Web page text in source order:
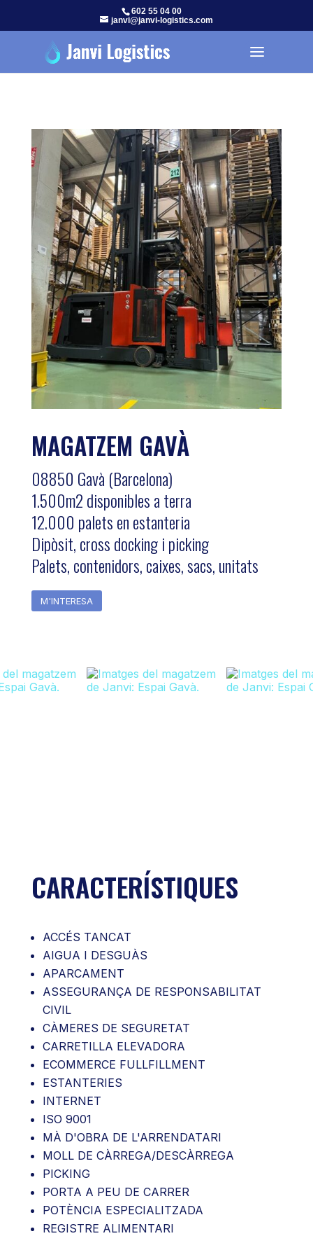
602 55 04 00
janvi@janvi-logistics.com
MAGATZEM GAVÀ
08850 Gavà (Barcelona)
1.500m2 disponibles a terra
12.000 palets en estanteria
Dipòsit, cross docking i picking
Palets, contenidors, caixes, sacs, unitats
M'INTERESA
CARACTERÍSTIQUES
ACCÉS TANCAT
AIGUA I DESGUÀS
APARCAMENT
ASSEGURANÇA DE RESPONSABILITAT
CIVIL
CÀMERES DE SEGURETAT
CARRETILLA ELEVADORA
ECOMMERCE FULLFILLMENT
ESTANTERIES
INTERNET
ISO 9001
MÀ D'OBRA DE L'ARRENDATARI
MOLL DE CÀRREGA/DESCÀRREGA
PICKING
PORTA A PEU DE CARRER
POTÈNCIA ESPECIALITZADA
REGISTRE ALIMENTARI